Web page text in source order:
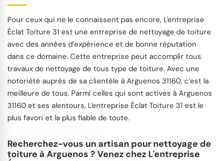
Pour ceux qui ne le connaissent pas encore, L'entreprise
Éclat Toiture 31 est une entreprise de nettoyage de toiture
avec des années d’expérience et de bonne réputation
dans ce domaine. Cette entreprise peut accomplir tous
travaux de nettoyage de tous type de toiture. Avec une
notoriété auprès de sa clientèle à Arguenos 31160, c’est la
meilleure de tous. Parmi celles qui sont actives à Arguenos
31160 et ses alentours, L'entreprise Éclat Toiture 31 est le
plus favori et la plus fiable de toute.
Recherchez-vous un artisan pour nettoyage de
toiture à Arguenos ? Venez chez L'entreprise